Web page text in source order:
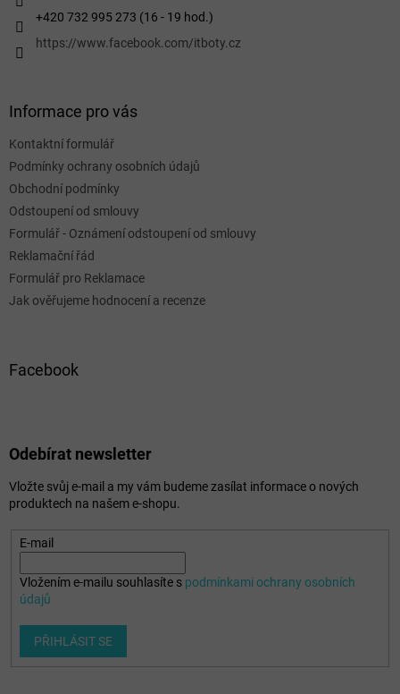
+420 732 995 273 (16 - 19 hod.)
https://www.facebook.com/itboty.cz
Informace pro vás
Kontaktní formulář
Podmínky ochrany osobních údajů
Obchodní podmínky
Odstoupení od smlouvy
Formulář - Oznámení odstoupení od smlouvy
Reklamační řád
Formulář pro Reklamace
Jak ověřujeme hodnocení a recenze
Facebook
Odebírat newsletter
Vložte svůj e-mail a my vám budeme zasílat informace o nových
produktech na našem e-shopu.
E-mail
Vložením e-mailu souhlasíte s podmínkami ochrany osobních
údajů
PŘIHLÁSIT SE